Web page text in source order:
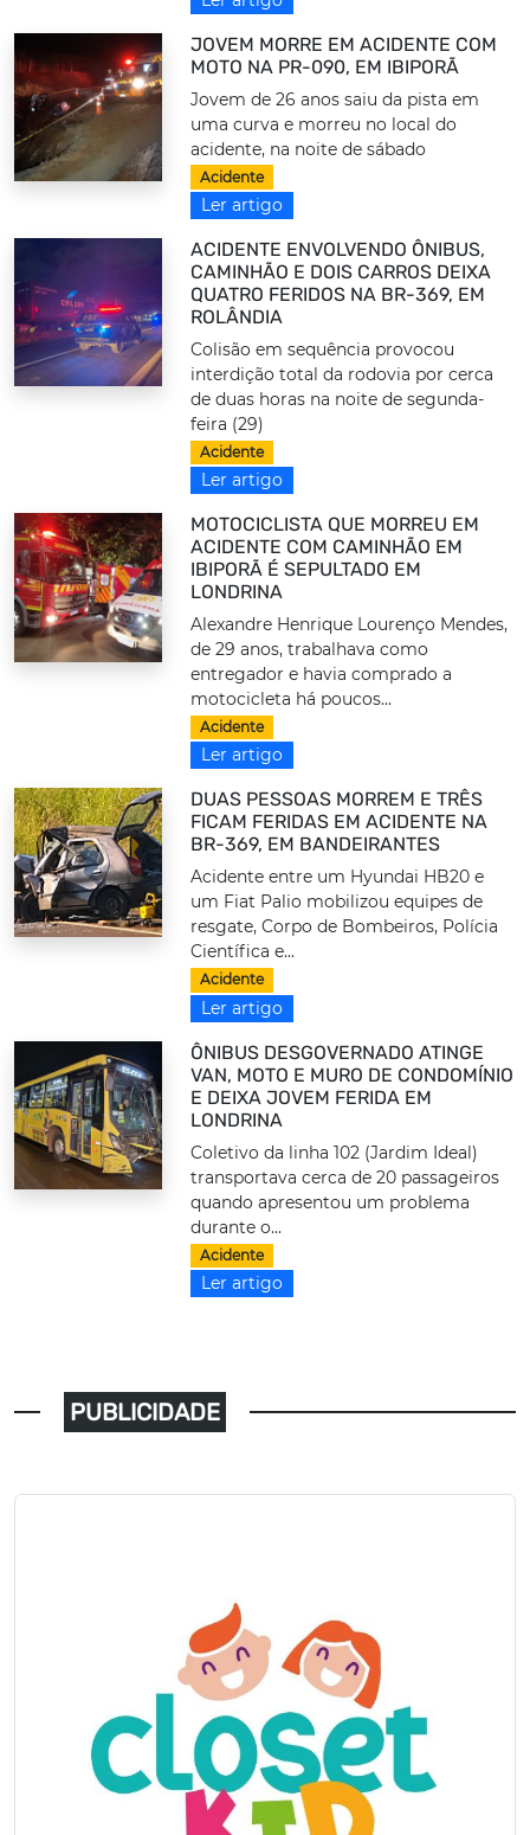
JOVEM MORRE EM ACIDENTE COM
MOTO NA PR-090, EM IBIPORÃ
Jovem de 26 anos saiu da pista em
uma curva e morreu no local do
acidente, na noite de sábado
Acidente
Ler artigo
ACIDENTE ENVOLVENDO ÔNIBUS,
CAMINHÃO E DOIS CARROS DEIXA
QUATRO FERIDOS NA BR-369, EM
ROLÂNDIA
Colisão em sequência provocou
interdição total da rodovia por cerca
de duas horas na noite de segunda-
feira (29)
Acidente
Ler artigo
MOTOCICLISTA QUE MORREU EM
ACIDENTE COM CAMINHÃO EM
IBIPORÃ É SEPULTADO EM
LONDRINA
Alexandre Henrique Lourenço Mendes,
de 29 anos, trabalhava como
entregador e havia comprado a
motocicleta há poucos...
Acidente
Ler artigo
DUAS PESSOAS MORREM E TRÊS
FICAM FERIDAS EM ACIDENTE NA
BR-369, EM BANDEIRANTES
Acidente entre um Hyundai HB20 e
um Fiat Palio mobilizou equipes de
resgate, Corpo de Bombeiros, Polícia
Científica e...
Acidente
Ler artigo
ÔNIBUS DESGOVERNADO ATINGE
VAN, MOTO E MURO DE CONDOMÍNIO
E DEIXA JOVEM FERIDA EM
LONDRINA
Coletivo da linha 102 (Jardim Ideal)
transportava cerca de 20 passageiros
quando apresentou um problema
durante o...
Acidente
Ler artigo
PUBLICIDADE